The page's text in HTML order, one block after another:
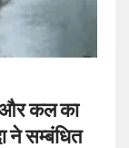
और कल का
ने सम्बंधित